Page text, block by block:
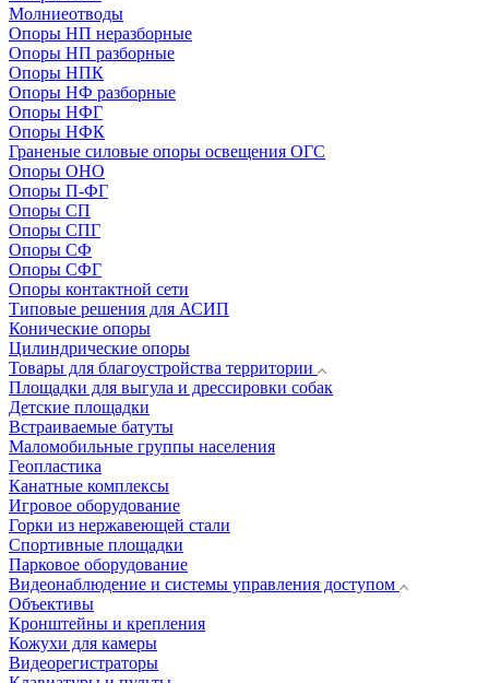
Молниеотводы
Опоры НП неразборные
Опоры НП разборные
Опоры НПК
Опоры НФ разборные
Опоры НФГ
Опоры НФК
Граненые силовые опоры освещения ОГС
Опоры ОНО
Опоры П-ФГ
Опоры СП
Опоры СПГ
Опоры СФ
Опоры СФГ
Опоры контактной сети
Типовые решения для АСИП
Конические опоры
Цилиндрические опоры
Товары для благоустройства территории
Площадки для выгула и дрессировки собак
Детские площадки
Встраиваемые батуты
Маломобильные группы населения
Геопластика
Канатные комплексы
Игровое оборудование
Горки из нержавеющей стали
Спортивные площадки
Парковое оборудование
Видеонаблюдение и системы управления доступом
Объективы
Кронштейны и крепления
Кожухи для камеры
Видеорегистраторы